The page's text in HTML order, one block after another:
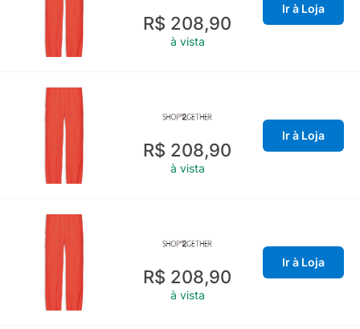
R$ 208,90
à vista
Ir à Loja
R$ 208,90
à vista
Ir à Loja
R$ 208,90
à vista
Ir à Loja